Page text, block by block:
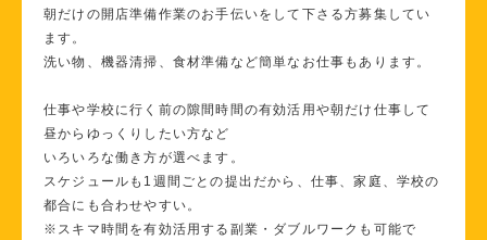
朝だけの開店準備作業のお手伝いをして下さる方募集してい
ます。
洗い物、機器清掃、食材準備など簡単なお仕事もあります。
仕事や学校に行く前の隙間時間の有効活用や朝だけ仕事して
昼からゆっくりしたい方など
いろいろな働き方が選べます。
スケジュールも1週間ごとの提出だから、仕事、家庭、学校の
都合にも合わせやすい。
※スキマ時間を有効活用する副業・ダブルワークも可能で